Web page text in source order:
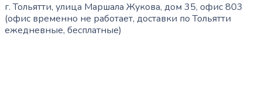
г. Тольятти, улица Маршала Жукова, дом 35, офис 803
(офис временно не работает, доставки по Тольятти
ежедневные, бесплатные)